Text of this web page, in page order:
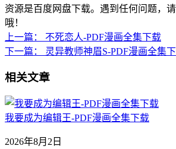
资源是百度网盘下载。遇到任何问题，
哦！
上一篇：
不死恋人-PDF漫画全集下载
下一篇：
灵异教师神眉S-PDF漫画全集
相关文章
我要成为编辑王-PDF漫画全集下载
2026年8月2日